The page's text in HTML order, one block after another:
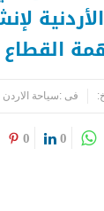
فى :سياحة الاردن
0
0